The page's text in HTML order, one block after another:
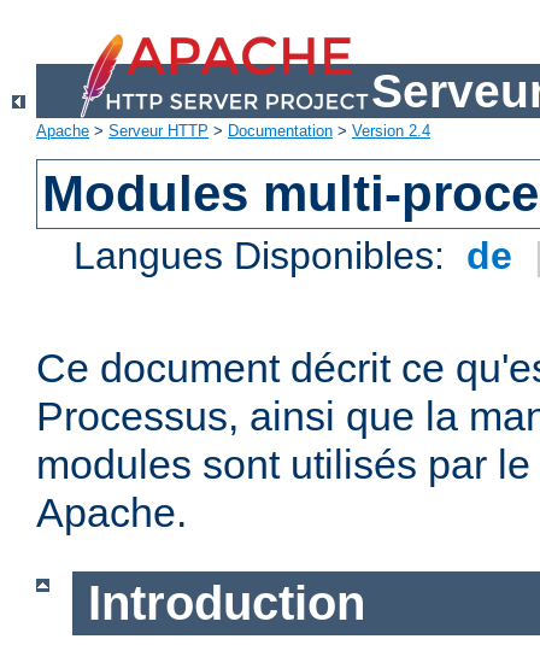
Apache > Serveur HTTP > Documentation > Version 2.4
Modules multi-
Langues Disponibles: de
Ce document décrit ce
Processus, ainsi que la
modules sont utilisés par
Apache.
Introduction